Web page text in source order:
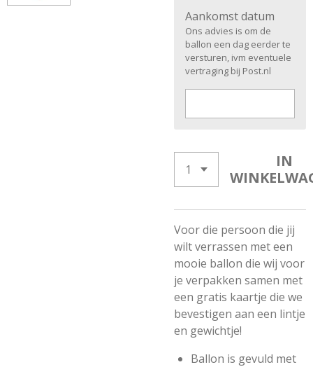
Aankomst datum
Ons advies is om de
ballon een dag eerder te
versturen, ivm eventuele
vertraging bij Post.nl
IN
Voor die persoon die jij
wilt verrassen met een
mooie ballon die wij voor
je verpakken samen met
een gratis kaartje die we
bevestigen aan een lintje
en gewichtje!
Ballon is gevuld met